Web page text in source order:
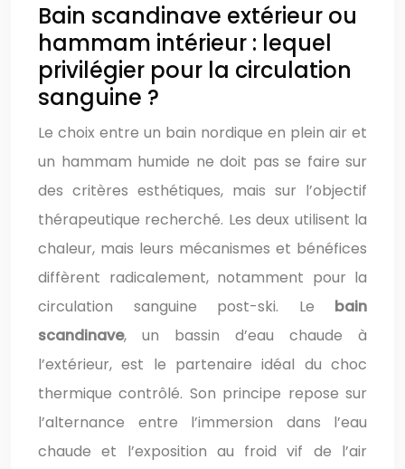
Bain scandinave extérieur ou
hammam intérieur : lequel
privilégier pour la circulation
sanguine ?
Le choix entre un bain nordique en plein air et
un hammam humide ne doit pas se faire sur
des critères esthétiques, mais sur l’objectif
thérapeutique recherché. Les deux utilisent la
chaleur, mais leurs mécanismes et bénéfices
diffèrent radicalement, notamment pour la
circulation sanguine post-ski. Le bain
scandinave, un bassin d’eau chaude à
l’extérieur, est le partenaire idéal du choc
thermique contrôlé. Son principe repose sur
l’alternance entre l’immersion dans l’eau
chaude et l’exposition au froid vif de l’air